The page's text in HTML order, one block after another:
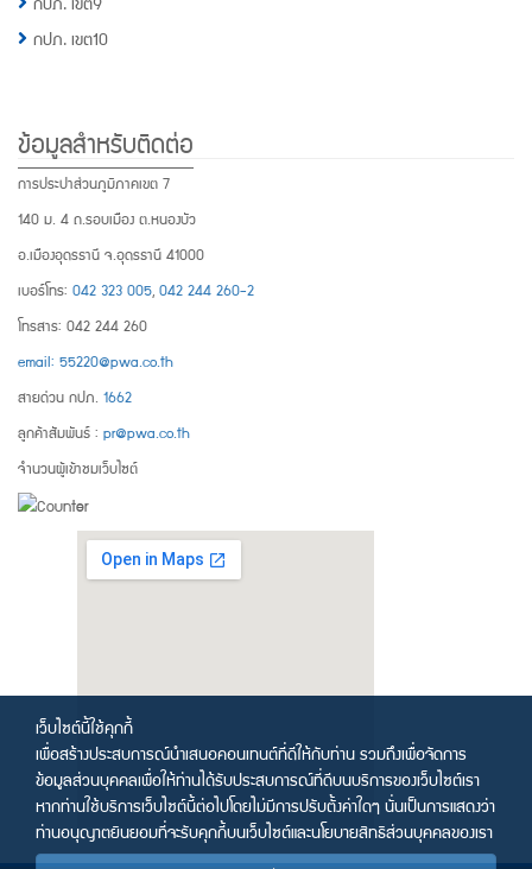
กปภ. เขต10
ข้อมูลสำหรับติดต่อ
การประปาส่วนภูมิภาคเขต 7
140 ม. 4 ถ.รอบเมือง ต.หนองบัว
อ.เมืองอุดรธานี จ.อุดรธานี 41000
เบอร์โทร: 042 323 005,042 244 260-2
โทรสาร: 042 244 260
email: 55220@pwa.co.th
สายด่วน กปภ. 1662
ลูกค้าสัมพันธ์ : pr@pwa.co.th
จำนวนผู้เข้าชมเว็บไซต์
เว็บไซต์นี้ใช้คุกกี้
เพื่อสร้างประสบการณ์นำเสนอคอนเทนต์ที่ดีให้กับท่าน รวมถึงเพื่อจัดการ
ข้อมูลส่วนบุคคลเพื่อให้ท่านได้รับประสบการณ์ที่ดีบนบริการของเว็บไซต์เรา
หากท่านใช้บริการเว็บไซต์นี้ต่อไปโดยไม่มีการปรับตั้งค่าใดๆ นั่นเป็นการแสดงว่า
ท่านอนุญาตยินยอมที่จะรับคุกกี้บนเว็บไซต์และนโยบายสิทธิส่วนบุคคลของเรา